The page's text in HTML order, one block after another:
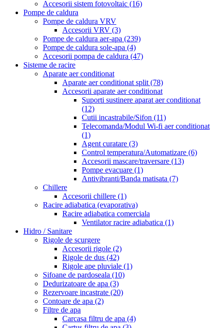
Accesorii sistem fotovoltaic (16)
Pompe de caldura
Pompe de caldura VRV
Accesorii VRV (3)
Pompe de caldura aer-apa (239)
Pompe de caldura sole-apa (4)
Accesorii pompa de caldura (47)
Sisteme de racire
Aparate aer conditionat
Aparate aer conditionat split (78)
Accesorii aparate aer conditionat
Suporti sustinere aparat aer conditionat
(12)
Cutii incastrabile/Sifon (11)
Telecomanda/Modul Wi-fi aer conditionat
(1)
Agent curatare (3)
Control temperatura/Automatizare (6)
Accesorii mascare/traversare (13)
Pompe evacuare (1)
Antivibranti/Banda matisata (7)
Chillere
Accesorii chillere (1)
Racire adiabatica (evaporativa)
Racire adiabatica comerciala
Ventilator racire adiabatica (1)
Hidro / Sanitare
Rigole de scurgere
Accesorii rigole (2)
Rigole de dus (42)
Rigole ape pluviale (1)
Sifoane de pardoseala (10)
Dedurizatoare de apa (3)
Rezervoare incastrate (20)
Contoare de apa (2)
Filtre de apa
Carcasa filtru de apa (4)